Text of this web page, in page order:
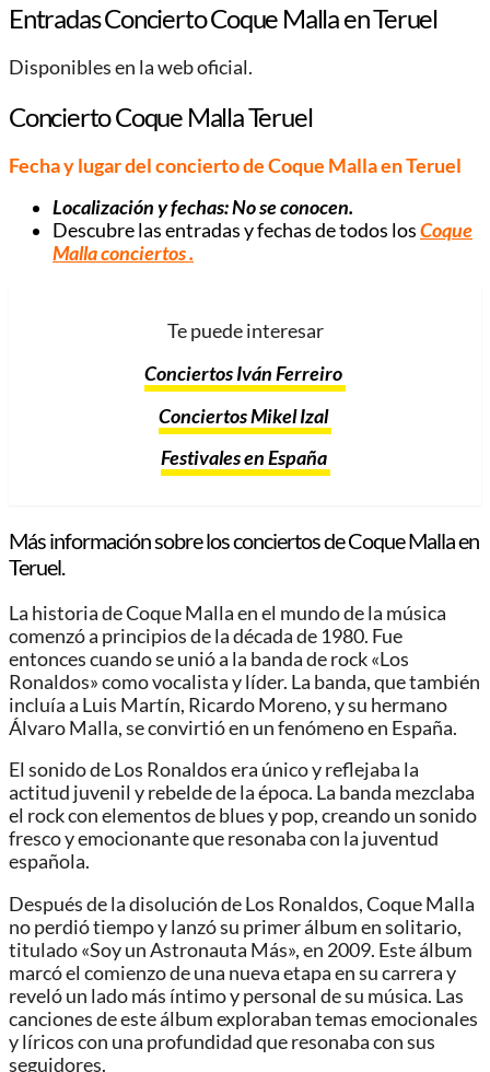
Entradas Concierto Coque Malla en Teruel
Disponibles en la web oficial.
Concierto Coque Malla Teruel
Fecha y lugar del concierto de Coque Malla en Teruel
Localización y fechas: No se conocen.
Descubre las entradas y fechas de todos losCoque
Malla conciertos.
Te puede interesar
Conciertos Iván Ferreiro
Conciertos Mikel Izal
Festivales en España
Más información sobre los conciertos de Coque Malla en
Teruel.
La historia de Coque Malla en el mundo de la música
comenzó a principios de la década de 1980. Fue
entonces cuando se unió a la banda de rock «Los
Ronaldos» como vocalista y líder. La banda, que también
incluía a Luis Martín, Ricardo Moreno, y su hermano
Álvaro Malla, se convirtió en un fenómeno en España.
El sonido de Los Ronaldos era único y reflejaba la
actitud juvenil y rebelde de la época. La banda mezclaba
el rock con elementos de blues y pop, creando un sonido
fresco y emocionante que resonaba con la juventud
española.
Después de la disolución de Los Ronaldos, Coque Malla
no perdió tiempo y lanzó su primer álbum en solitario,
titulado «Soy un Astronauta Más», en 2009. Este álbum
marcó el comienzo de una nueva etapa en su carrera y
reveló un lado más íntimo y personal de su música. Las
canciones de este álbum exploraban temas emocionales
y líricos con una profundidad que resonaba con sus
seguidores.